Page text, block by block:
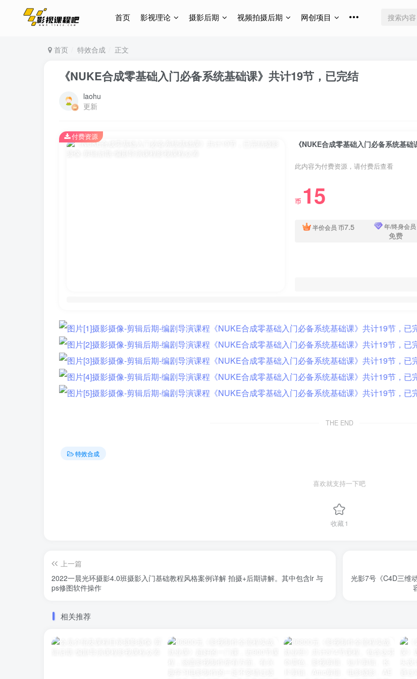
首页 影视理论 摄影后期 视频拍摄后期 网创项目
首页 特效合成 正文
《NUKE合成零基础入门必备系统基础课》共计19节，已完结
laohu
更新
《NUKE合成零基础入门必备系统基
此内容为付费资源，请付费后查看
币 15
半价会员 币7.5 年/终身会员
免费
付费资源
THE END
特效合成
喜欢就支持一下吧
收藏1
上一篇
2022一晨光环摄影4.0班摄影入门基础教程风格案例详解 拍摄+后期讲解。其中包含lr 与
ps修图软件操作
光影7号《C4D三维
相关推荐